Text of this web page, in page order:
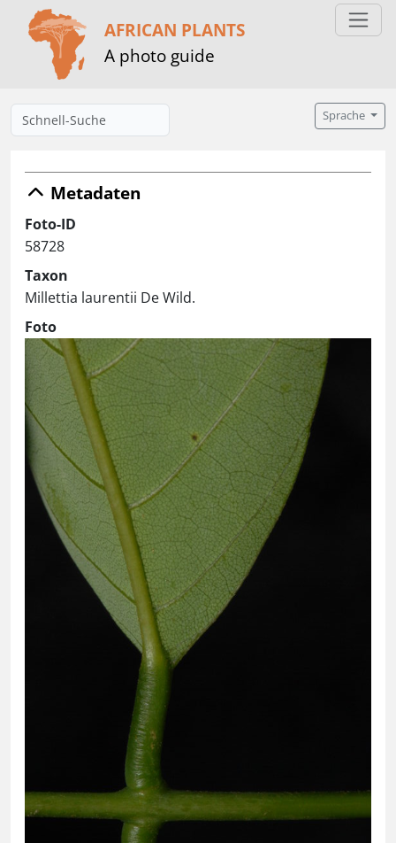
AFRICAN PLANTS
A photo guide
Sprache
Metadaten
Foto-ID
58728
Taxon
Millettia laurentii De Wild.
Foto